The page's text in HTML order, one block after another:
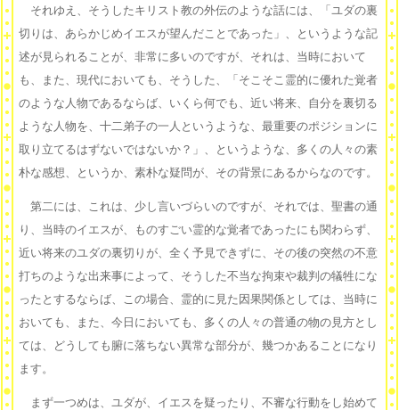
それゆえ、そうしたキリスト教の外伝のような話には、「ユダの裏
切りは、あらかじめイエスが望んだことであった」、というような記
述が見られることが、非常に多いのですが、それは、当時において
も、また、現代においても、そうした、「そこそこ霊的に優れた覚者
のような人物であるならば、いくら何でも、近い将来、自分を裏切る
ような人物を、十二弟子の一人というような、最重要のポジションに
取り立てるはずないではないか？」、というような、多くの人々の素
朴な感想、というか、素朴な疑問が、その背景にあるからなのです。
第二には、これは、少し言いづらいのですが、それでは、聖書の通
り、当時のイエスが、ものすごい霊的な覚者であったにも関わらず、
近い将来のユダの裏切りが、全く予見できずに、その後の突然の不意
打ちのような出来事によって、そうした不当な拘束や裁判の犠牲にな
ったとするならば、この場合、霊的に見た因果関係としては、当時に
おいても、また、今日においても、多くの人々の普通の物の見方とし
ては、どうしても腑に落ちない異常な部分が、幾つかあることになり
ます。
まず一つめは、ユダが、イエスを疑ったり、不審な行動をし始めて